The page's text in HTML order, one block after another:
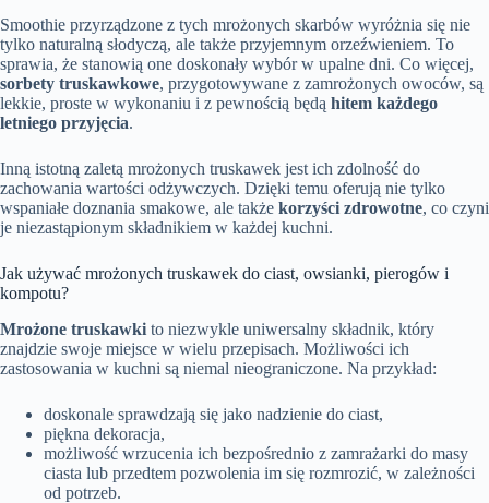
Smoothie przyrządzone z tych mrożonych skarbów wyróżnia się nie
tylko naturalną słodyczą, ale także przyjemnym orzeźwieniem. To
sprawia, że stanowią one doskonały wybór w upalne dni. Co więcej,
sorbety truskawkowe, przygotowywane z zamrożonych owoców, są
lekkie, proste w wykonaniu i z pewnością będą hitem każdego
letniego przyjęcia.
Inną istotną zaletą mrożonych truskawek jest ich zdolność do
zachowania wartości odżywczych. Dzięki temu oferują nie tylko
wspaniałe doznania smakowe, ale także korzyści zdrowotne, co czyni
je niezastąpionym składnikiem w każdej kuchni.
Jak używać mrożonych truskawek do ciast, owsianki, pierogów i
kompotu?
Mrożone truskawki to niezwykle uniwersalny składnik, który
znajdzie swoje miejsce w wielu przepisach. Możliwości ich
zastosowania w kuchni są niemal nieograniczone. Na przykład:
doskonale sprawdzają się jako nadzienie do ciast,
piękna dekoracja,
możliwość wrzucenia ich bezpośrednio z zamrażarki do masy
ciasta lub przedtem pozwolenia im się rozmrozić, w zależności
od potrzeb.